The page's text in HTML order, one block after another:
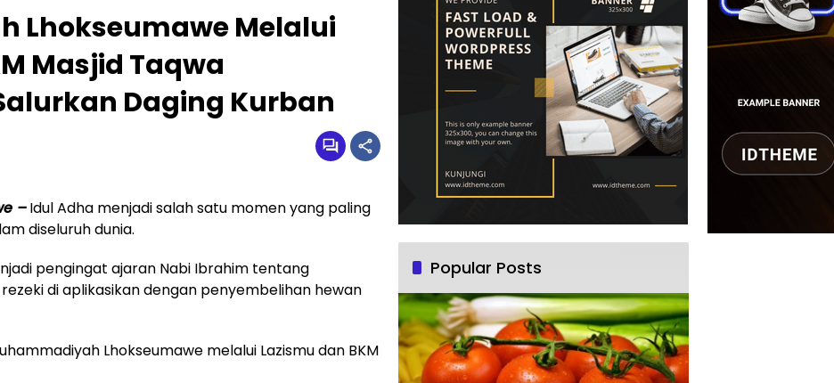
Lhokseumawe Melalui
Masjid Taqwa
Daging Kurban
–Idul Adha menjadi salah satu momen yang paling
diseluruh dunia.
pengingat ajaran Nabi Ibrahim tentang
di aplikasikan dengan penyembelihan hewan
Lhokseumawe melalui Lazismu dan BKM
Popular Posts